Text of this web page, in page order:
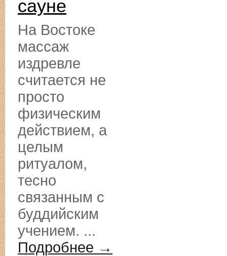
сауне
На Востоке
массаж
издревле
считается не
просто
физическим
действием, а
целым
ритуалом,
тесно
связанным с
буддийским
учением. ...
Подробнее →